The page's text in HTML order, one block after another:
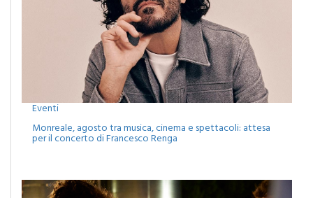
Eventi
Monreale, agosto tra musica, cinema e spettacoli: attesa